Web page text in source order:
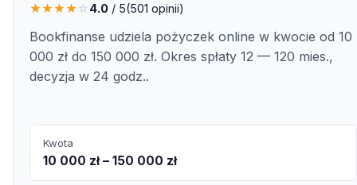
★★★★☆4.0 / 5(501 opinii)
Bookfinanse udziela pożyczek online w kwocie od 10
000 zł do 150 000 zł. Okres spłaty 12 — 120 mies.,
decyzja w 24 godz..
Kwota
10 000 zł – 150 000 zł